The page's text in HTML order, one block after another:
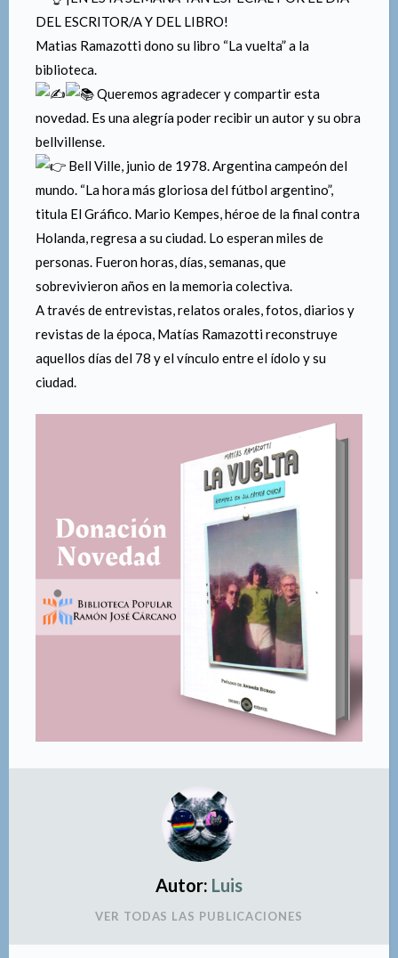
DEL ESCRITOR/A Y DEL LIBRO!
Matias Ramazotti dono su libro “La vuelta” a la
biblioteca.
Queremos agradecer y compartir esta
novedad. Es una alegría poder recibir un autor y su obra
bellvillense.
Bell Ville, junio de 1978. Argentina campeón del
mundo. “La hora más gloriosa del fútbol argentino”,
titula El Gráfico. Mario Kempes, héroe de la final contra
Holanda, regresa a su ciudad. Lo esperan miles de
personas. Fueron horas, días, semanas, que
sobrevivieron años en la memoria colectiva.
A través de entrevistas, relatos orales, fotos, diarios y
revistas de la época, Matías Ramazotti reconstruye
aquellos días del 78 y el vínculo entre el ídolo y su
ciudad.
Autor: Luis
VER TODAS LAS PUBLICACIONES